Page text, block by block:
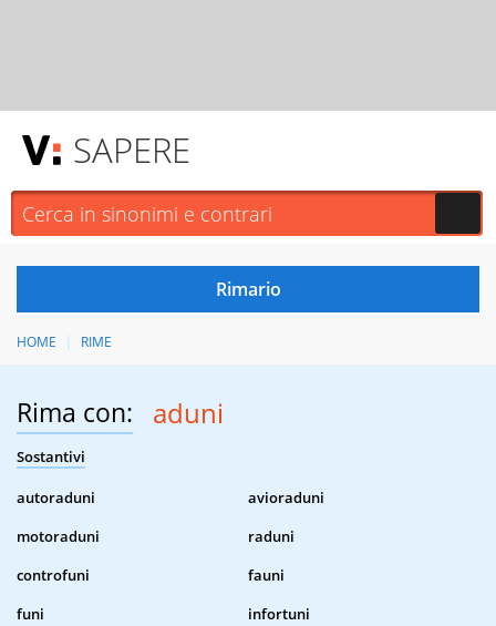
SAPERE
HOME RIME
Rima con: aduni
Sostantivi
autoraduni
avioraduni
motoraduni
raduni
controfuni
fauni
funi
infortuni